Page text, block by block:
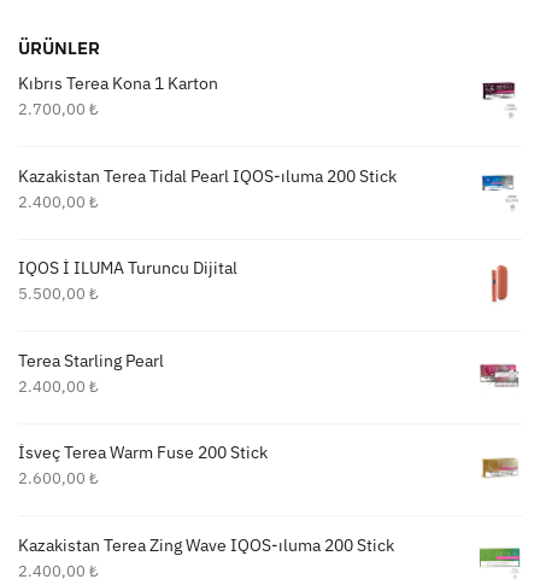
ÜRÜNLER
Kıbrıs Terea Kona 1 Karton
2.700,00 ₺
Kazakistan Terea Tidal Pearl IQOS-ıluma 200 Stick
2.400,00 ₺
IQOS İ ILUMA Turuncu Dijital
5.500,00 ₺
Terea Starling Pearl
2.400,00 ₺
İsveç Terea Warm Fuse 200 Stick
2.600,00 ₺
Kazakistan Terea Zing Wave IQOS-ıluma 200 Stick
2.400,00 ₺